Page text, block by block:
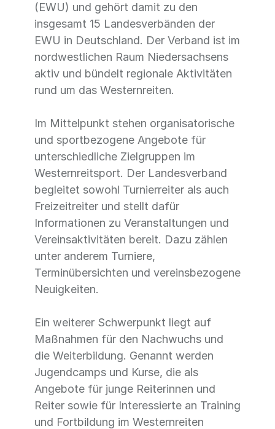
(EWU) und gehört damit zu den
insgesamt 15 Landesverbänden der
EWU in Deutschland. Der Verband ist im
nordwestlichen Raum Niedersachsens
aktiv und bündelt regionale Aktivitäten
rund um das Westernreiten.
Im Mittelpunkt stehen organisatorische
und sportbezogene Angebote für
unterschiedliche Zielgruppen im
Westernreitsport. Der Landesverband
begleitet sowohl Turnierreiter als auch
Freizeitreiter und stellt dafür
Informationen zu Veranstaltungen und
Vereinsaktivitäten bereit. Dazu zählen
unter anderem Turniere,
Terminübersichten und vereinsbezogene
Neuigkeiten.
Ein weiterer Schwerpunkt liegt auf
Maßnahmen für den Nachwuchs und
die Weiterbildung. Genannt werden
Jugendcamps und Kurse, die als
Angebote für junge Reiterinnen und
Reiter sowie für Interessierte an Training
und Fortbildung im Westernreiten